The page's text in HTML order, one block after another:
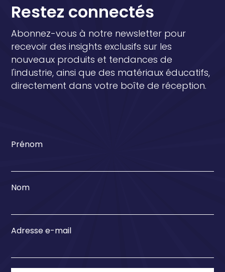
Restez connectés
Abonnez-vous à notre newsletter pour
recevoir des insights exclusifs sur les
nouveaux produits et tendances de
l'industrie, ainsi que des matériaux éducatifs,
directement dans votre boîte de réception.
Prénom
Nom
Adresse e-mail